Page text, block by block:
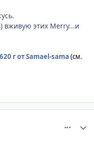
вживую этих Merry...и
20 гот Samael-sama (см.